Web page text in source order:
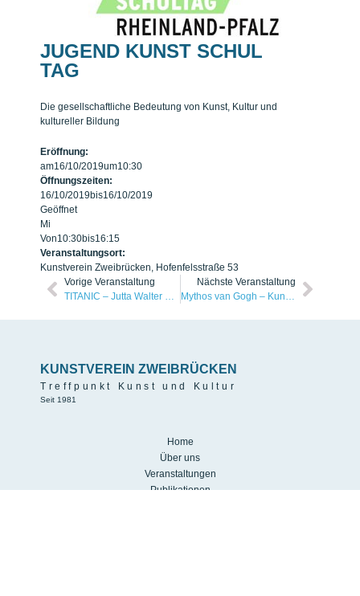
JUGEND KUNST SCHUL
TAG
Die gesellschaftliche Bedeutung von Kunst, Kultur und
kultureller Bildung
Eröffnung:
am16/10/2019um10:30
Öffnungszeiten:
16/10/2019bis16/10/2019
Geöffnet
Mi
Von10:30bis16:15
Veranstaltungsort:
Kunstverein Zweibrücken, Hofenfelsstraße 53
Vorige Veranstaltung
TITANIC – Jutta Walter & Christa Witte
Nächste Veranstaltung
Mythos van Gogh – Kunstfahrt
KUNSTVEREIN ZWEIBRÜCKEN
Treffpunkt Kunst und Kultur
Seit 1981
Home
Über uns
Veranstaltungen
Publikationen